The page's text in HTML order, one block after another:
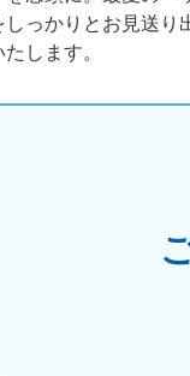
しっかりとお見送り
します。